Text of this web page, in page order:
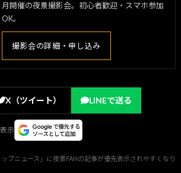
月開催の夜景撮影会。初心者歓迎・スマホ参加
OK。
撮影会の詳細・申し込み
X（ツイート） LINEで送る
示
プニュース」に夜景FANの記事が優先表示されやすくなり